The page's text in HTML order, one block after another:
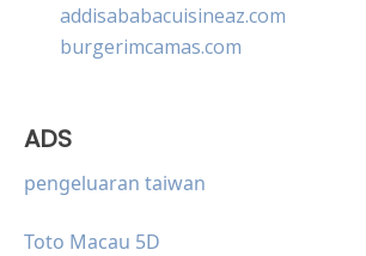
addisababacuisineaz.com
burgerimcamas.com
ADS
pengeluaran taiwan
Toto Macau 5D